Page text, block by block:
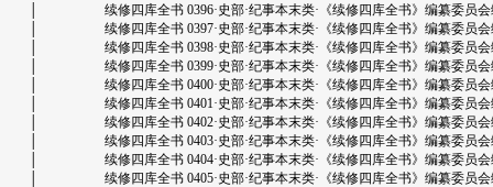
│ 续修四库全书 0396·史部·纪事本末类·《续修四库全书》编纂委员会编
│ 续修四库全书 0397·史部·纪事本末类·《续修四库全书》编纂委员会编
│ 续修四库全书 0398·史部·纪事本末类·《续修四库全书》编纂委员会编
│ 续修四库全书 0399·史部·纪事本末类·《续修四库全书》编纂委员会编
│ 续修四库全书 0400·史部·纪事本末类·《续修四库全书》编纂委员会编
│ 续修四库全书 0401·史部·纪事本末类·《续修四库全书》编纂委员会编
│ 续修四库全书 0402·史部·纪事本末类·《续修四库全书》编纂委员会编
│ 续修四库全书 0403·史部·纪事本末类·《续修四库全书》编纂委员会编
│ 续修四库全书 0404·史部·纪事本末类·《续修四库全书》编纂委员会编
│ 续修四库全书 0405·史部·纪事本末类·《续修四库全书》编纂委员会编